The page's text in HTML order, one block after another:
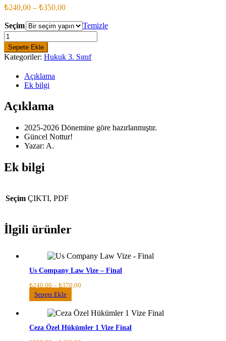
₺240,00 – ₺350,00Fiyat
₺240,00
-
Seçim
Temizle
Eşya
Hukuku
2
Vize
Final
adet
Sepete Ekle
Kategoriler: Hukuk 3. Sınıf
Açıklama
Ek bilgi
Açıklama
2025-2026 Dönemine göre hazırlanmıştır.
Güncel Nottur!
Yazar: A.
Ek bilgi
Seçim ÇIKTI, PDF
İlgili ürünler
Us Company Law Vize – Final
₺240,00 – ₺370,00
₺370,00
Sepete Ekle
ürünün
birden
varyasyonu
var.
Ceza Özel Hükümler 1 Vize Final